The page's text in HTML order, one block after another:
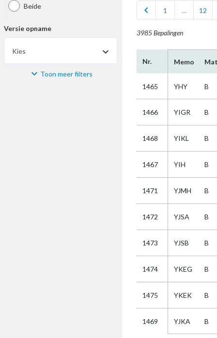
Beide
Versie opname
Kies
Materiaal Toon meer filters
chevron_left 1 … 12
3985 Bepalingen
Nr. Memo
1465 YHY B
1466 YIGR B
1468 YIKL B
1467 YIH B
1471 YJMH B
1472 YJSA B
1473 YJSB B
1474 YKEG B
1475 YKEK B
1469 YJKA B